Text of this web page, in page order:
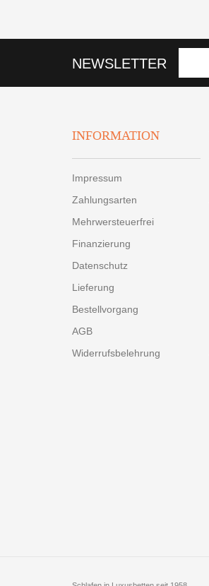
NEWSLETTER
INFORMATION
Impressum
Zahlungsarten
Mehrwersteuerfrei
Finanzierung
Datenschutz
Lieferung
Bestellvorgang
AGB
Widerrufsbelehrung